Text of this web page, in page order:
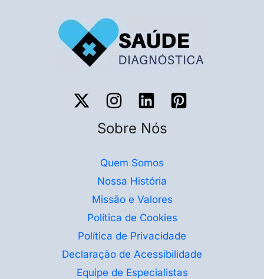
Sobre Nós
Quem Somos
Nossa História
Missão e Valores
Política de Cookies
Política de Privacidade
Declaração de Acessibilidade
Equipe de Especialistas